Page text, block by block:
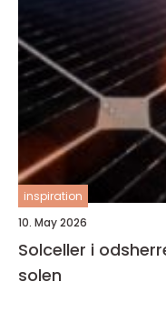
inspiration
10. May 2026
Solceller i odsherred sådan får du mest
solen